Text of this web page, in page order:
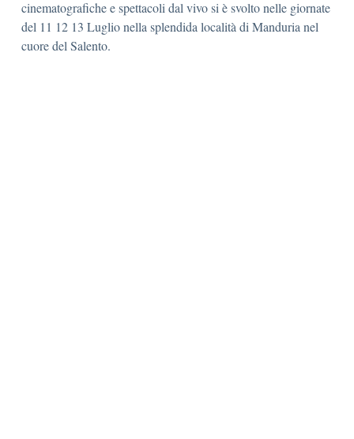
cinematografiche e spettacoli dal vivo si è svolto nelle giornate
del 11 12 13 Luglio nella splendida località di Manduria nel
cuore del Salento.